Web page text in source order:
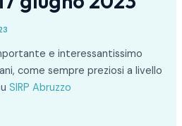
e interessantissimo
come sempre preziosi a livello
SIRP Abruzzo